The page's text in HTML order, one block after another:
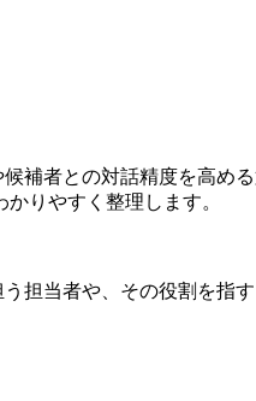
補者との対話精度を高め
りやすく整理します。
担当者や、その役割を指